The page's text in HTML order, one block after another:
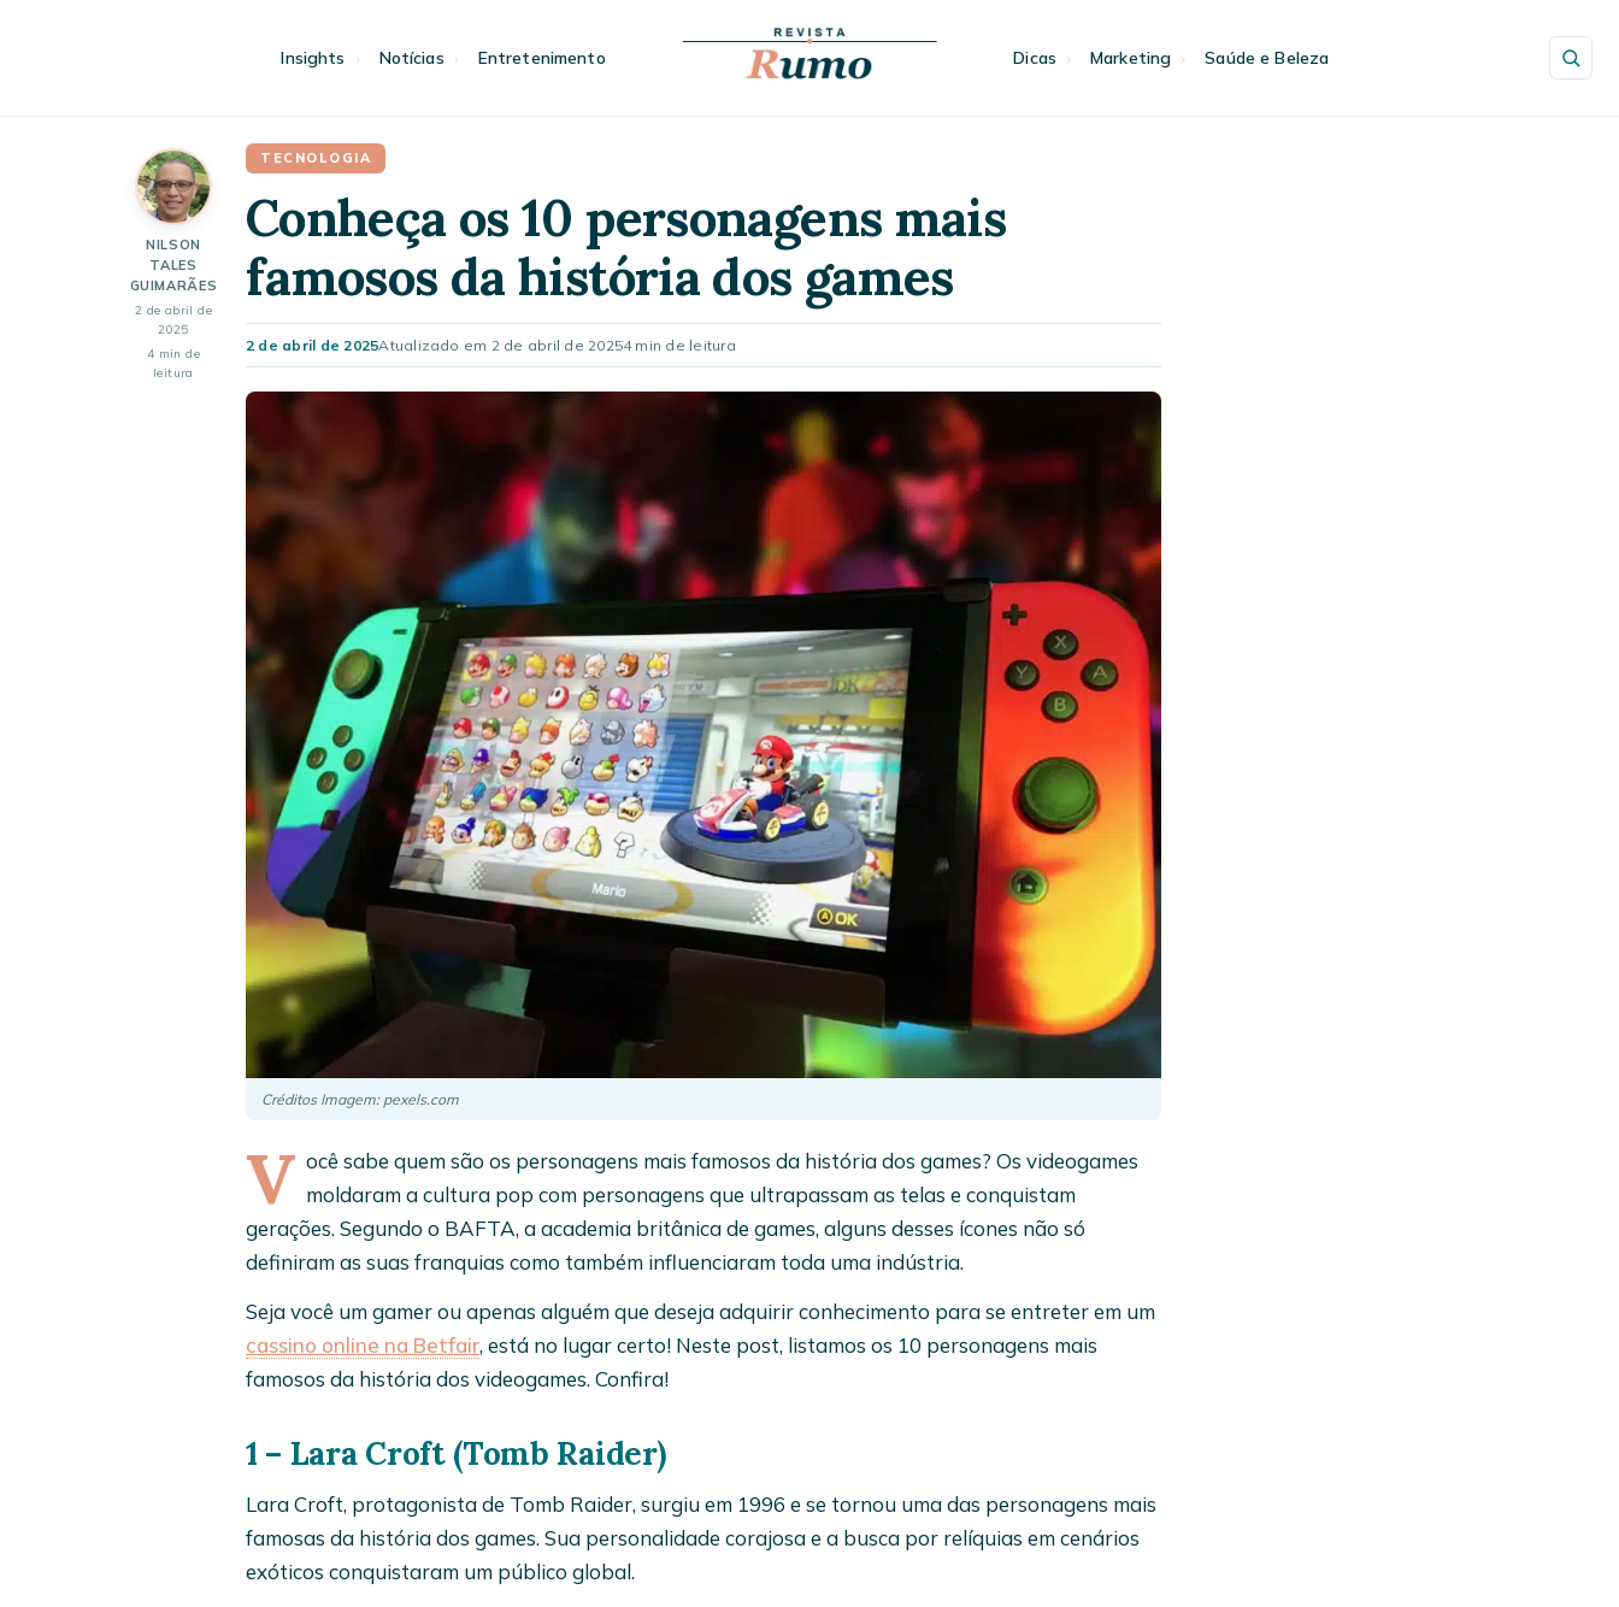
Insights Notícias Entretenimento Dicas Marketing Saúde e Beleza
NILSON
TALES
GUIMARÃES
2 de abril de
2025
4 min de
leitura
TECNOLOGIA
Conheça os 10 personagens mais
famosos da história dos games
2 de abril de 2025Atualizado em 2 de abril de 20254 min de leitura
Créditos Imagem: pexels.com
V ocê sabe quem são os personagens mais famosos da história dos games? Os videogames
moldaram a cultura pop com personagens que ultrapassam as telas e conquistam
gerações. Segundo o BAFTA, a academia britânica de games, alguns desses ícones não só
definiram as suas franquias como também influenciaram toda uma indústria.
Seja você um gamer ou apenas alguém que deseja adquirir conhecimento para se entreter em um
cassino online na Betfair, está no lugar certo! Neste post, listamos os 10 personagens mais
famosos da história dos videogames. Confira!
1 – Lara Croft (Tomb Raider)
Lara Croft, protagonista de Tomb Raider, surgiu em 1996 e se tornou uma das personagens mais
famosas da história dos games. Sua personalidade corajosa e a busca por relíquias em cenários
exóticos conquistaram um público global.